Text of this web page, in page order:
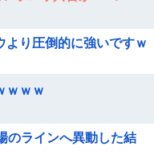
より圧倒的に強いですｗ
ｗｗｗ
のラインへ異動した結